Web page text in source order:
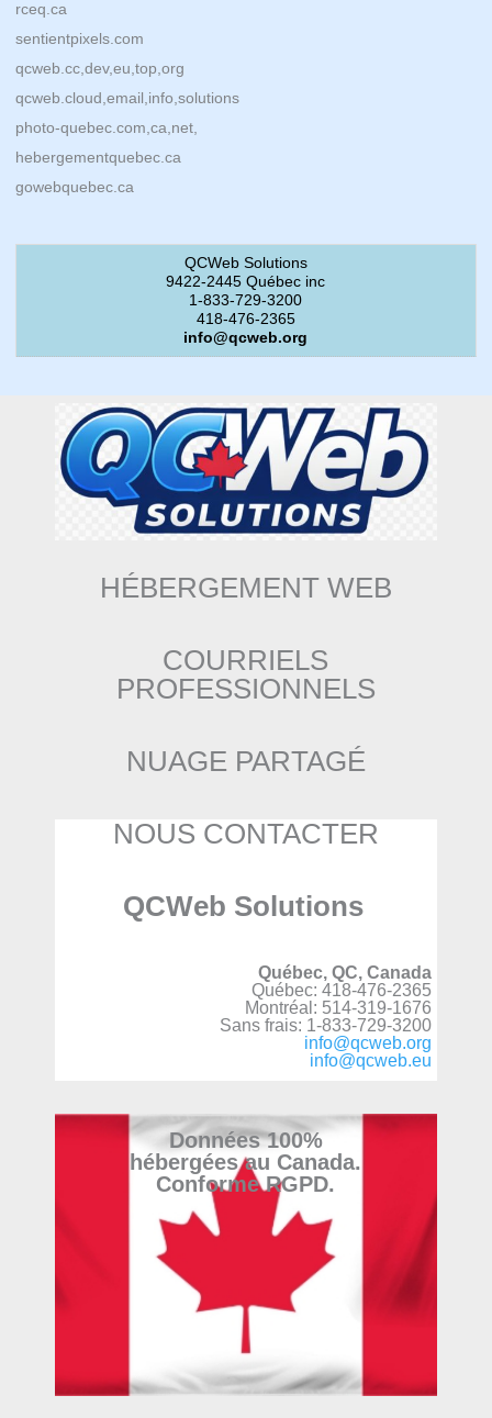
rceq.ca
sentientpixels.com
qcweb.cc,dev,eu,top,org
qcweb.cloud,email,info,solutions
photo-quebec.com,ca,net,
hebergementquebec.ca
gowebquebec.ca
QCWeb Solutions
9422-2445 Québec inc
1-833-729-3200
418-476-2365
info@qcweb.org
HÉBERGEMENT WEB
COURRIELS
PROFESSIONNELS
NUAGE PARTAGÉ
NOUS CONTACTER
QCWeb Solutions
Québec, QC, Canada
Québec: 418-476-2365
Montréal: 514-319-1676
Sans frais: 1-833-729-3200
info@qcweb.org
info@qcweb.eu
Données 100%
hébergées au Canada.
Conforme RGPD.